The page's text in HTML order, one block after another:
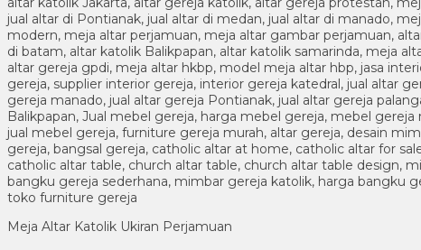
Meja Altar Katolik Ukiran Perjamuan